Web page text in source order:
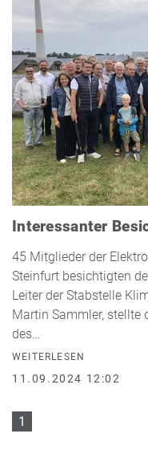
Interessanter
45 Mitglieder der
Steinfurt besichtigten
Leiter der Stabstelle
Martin Sammler, stellte
des…
WEITERLESEN
11.09.2024 12:02
1